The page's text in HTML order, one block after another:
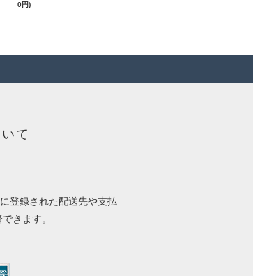
0円)
て
登録された配送先や支払
きます。